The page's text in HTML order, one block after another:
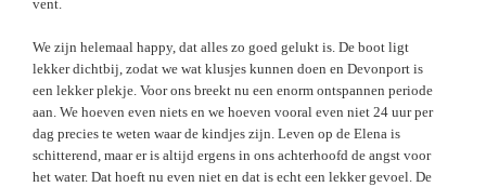
vent.
We zijn helemaal happy, dat alles zo goed gelukt is. De boot ligt
lekker dichtbij, zodat we wat klusjes kunnen doen en Devonport is
een lekker plekje. Voor ons breekt nu een enorm ontspannen periode
aan. We hoeven even niets en we hoeven vooral even niet 24 uur per
dag precies te weten waar de kindjes zijn. Leven op de Elena is
schitterend, maar er is altijd ergens in ons achterhoofd de angst voor
het water. Dat hoeft nu even niet en dat is echt een lekker gevoel. De